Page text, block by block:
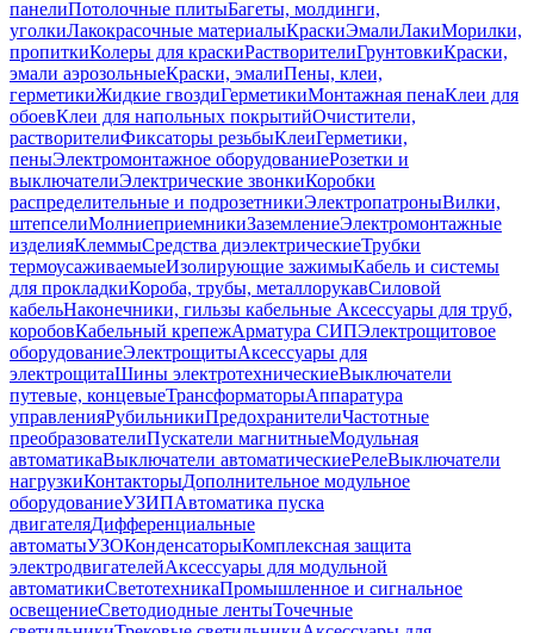
панелиПотолочные плитыБагеты, молдинги,
уголкиЛакокрасочные материалыКраскиЭмалиЛакиМорилки,
пропиткиКолеры для краскиРастворителиГрунтовкиКраски,
эмали аэрозольныеКраски, эмалиПены, клеи,
герметикиЖидкие гвоздиГерметикиМонтажная пенаКлеи для
обоевКлеи для напольных покрытийОчистители,
растворителиФиксаторы резьбыКлеиГерметики,
пеныЭлектромонтажное оборудованиеРозетки и
выключателиЭлектрические звонкиКоробки
распределительные и подрозетникиЭлектропатроныВилки,
штепселиМолниеприемникиЗаземлениеЭлектромонтажные
изделияКлеммыСредства диэлектрическиеТрубки
термоусаживаемыеИзолирующие зажимыКабель и системы
для прокладкиКороба, трубы, металлорукавСиловой
кабельНаконечники, гильзы кабельные Аксессуары для труб,
коробовКабельный крепежАрматура СИПЭлектрощитовое
оборудованиеЭлектрощитыАксессуары для
электрощитаШины электротехническиеВыключатели
путевые, концевыеТрансформаторыАппаратура
управленияРубильникиПредохранителиЧастотные
преобразователиПускатели магнитныеМодульная
автоматикаВыключатели автоматическиеРелеВыключатели
нагрузкиКонтакторыДополнительное модульное
оборудованиеУЗИПАвтоматика пуска
двигателяДифференциальные
автоматыУЗОКонденсаторыКомплексная защита
электродвигателейАксессуары для модульной
автоматикиСветотехникаПромышленное и сигнальное
освещениеСветодиодные лентыТочечные